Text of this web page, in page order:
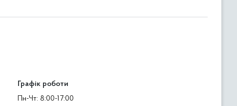
Графік роботи
Пн-Чт: 8:00-17:00